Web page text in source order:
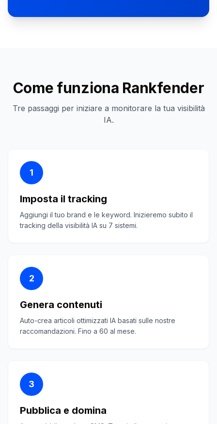
Come funziona Rankfender
Tre passaggi per iniziare a monitorare la tua visibilità
IA.
1
Imposta il tracking
Aggiungi il tuo brand e le keyword. Inizieremo subito il
tracking della visibilità IA su 7 sistemi.
2
Genera contenuti
Auto-crea articoli ottimizzati IA basati sulle nostre
raccomandazioni. Fino a 60 al mese.
3
Pubblica e domina